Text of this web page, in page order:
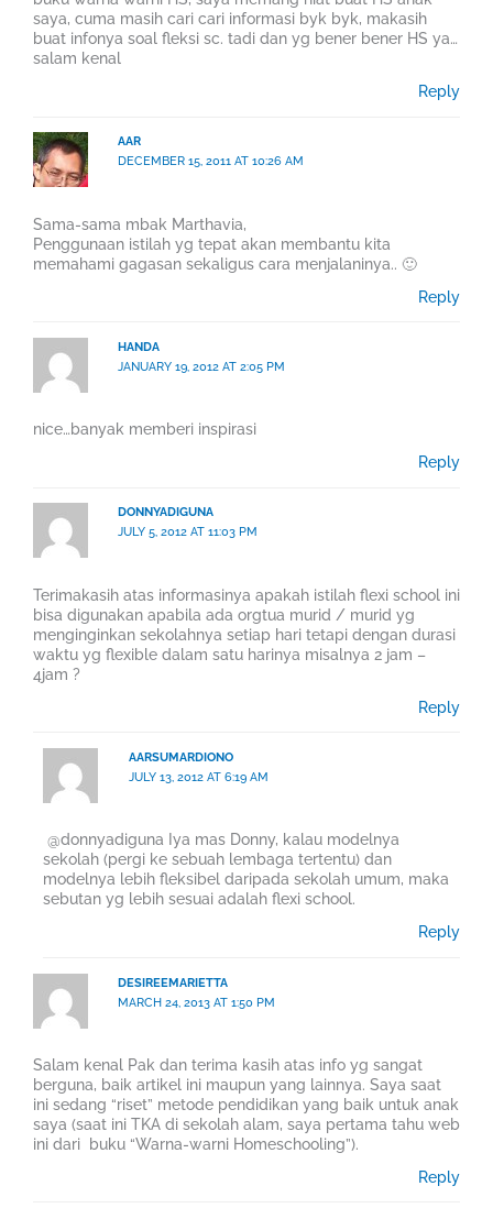
saya, cuma masih cari cari informasi byk byk, makasih
buat infonya soal fleksi sc. tadi dan yg bener bener HS ya…
salam kenal
Reply
AAR
DECEMBER 15, 2011 AT 10:26 AM
Sama-sama mbak Marthavia,
Penggunaan istilah yg tepat akan membantu kita
memahami gagasan sekaligus cara menjalaninya.. 🙂
Reply
HANDA
JANUARY 19, 2012 AT 2:05 PM
nice…banyak memberi inspirasi
Reply
DONNYADIGUNA
JULY 5, 2012 AT 11:03 PM
Terimakasih atas informasinya apakah istilah flexi school ini
bisa digunakan apabila ada orgtua murid / murid yg
menginginkan sekolahnya setiap hari tetapi dengan durasi
waktu yg flexible dalam satu harinya misalnya 2 jam –
4jam ?
Reply
AARSUMARDIONO
JULY 13, 2012 AT 6:19 AM
@donnyadiguna Iya mas Donny, kalau modelnya
sekolah (pergi ke sebuah lembaga tertentu) dan
modelnya lebih fleksibel daripada sekolah umum, maka
sebutan yg lebih sesuai adalah flexi school.
Reply
DESIREEMARIETTA
MARCH 24, 2013 AT 1:50 PM
Salam kenal Pak dan terima kasih atas info yg sangat
berguna, baik artikel ini maupun yang lainnya. Saya saat
ini sedang “riset” metode pendidikan yang baik untuk anak
saya (saat ini TKA di sekolah alam, saya pertama tahu web
ini dari buku “Warna-warni Homeschooling”).
Reply